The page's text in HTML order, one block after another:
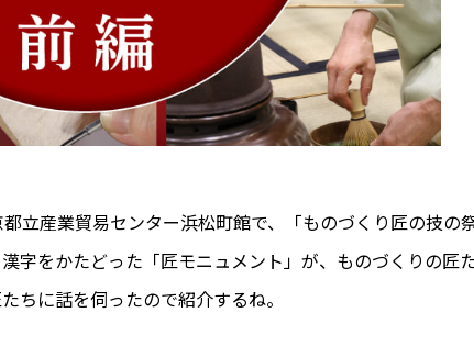
立産業貿易センター浜松町館で、「ものづくり匠の技
字をかたどった「匠モニュメント」が、ものづくりの
ちに話を伺ったので紹介するね。